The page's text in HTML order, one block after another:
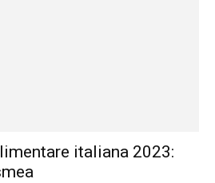
italiana 2023: